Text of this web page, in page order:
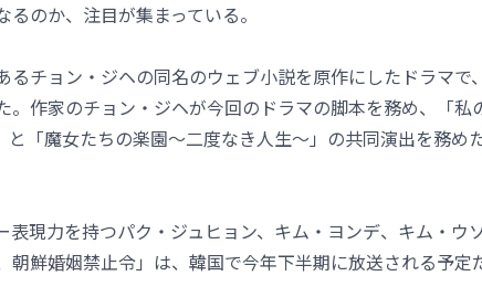
るのか、注目が集まっている。
るチョン・ジヘの同名のウェブ小説を原作にしたドラマで
。作家のチョン・ジヘが今回のドラマの脚本を務め、「私
と「魔女たちの楽園～二度なき人生～」の共同演出を務め
表現力を持つパク・ジュヒョン、キム・ヨンデ、キム・ウ
朝鮮婚姻禁止令」は、韓国で今年下半期に放送される予定